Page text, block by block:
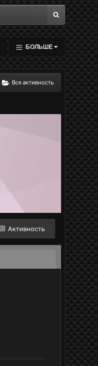
БОЛЬШЕ
Вся активность
Активность